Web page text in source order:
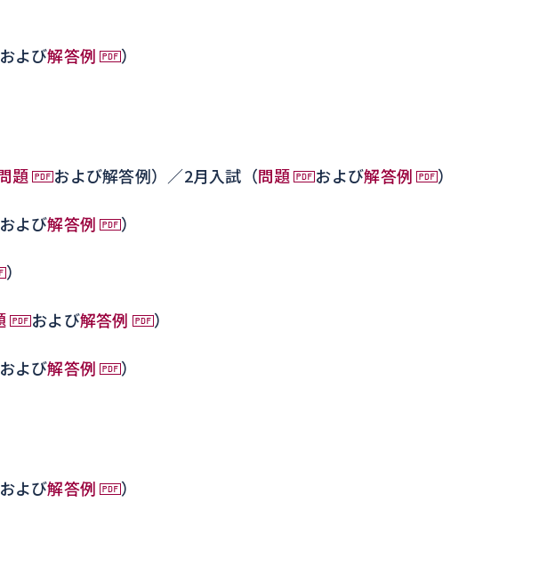
よび解答例 ）
題 および解答例）／2月入試（問題 および解答例 ）
よび解答例 ）
）
および解答例 ）
よび解答例 ）
よび解答例 ）